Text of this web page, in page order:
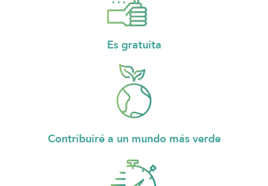
Es gratuita
Contribuiré a un mundo más verde